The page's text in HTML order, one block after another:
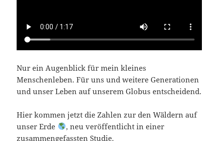
Nur ein Augenblick für mein kleines
Menschenleben. Für uns und weitere Generationen
und unser Leben auf unserem Globus entscheidend.
Hier kommen jetzt die Zahlen zur den Wäldern auf
unser Erde
, neu veröffentlicht in einer
zusammengefassten Studie.